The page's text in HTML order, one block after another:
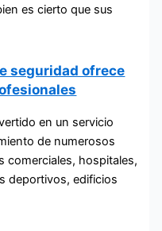
es cierto que sus
seguridad ofrece
en un servicio
de numerosos
comerciales, hospitales,
deportivos, edificios